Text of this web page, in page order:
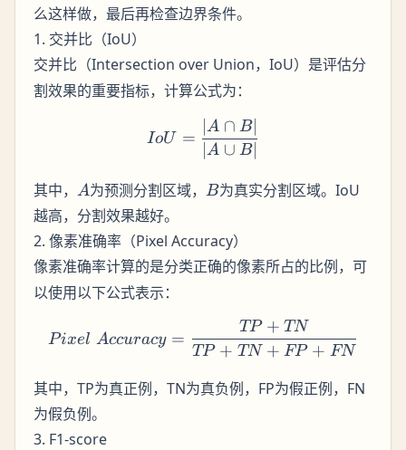
么这样做，最后再检查边界条件。
1. 交并比（IoU）
交并比
（Intersection over Union，IoU）是评估分
割效果的重要指标，计算公式为：
IoU = \frac{|A \cap
IoU =
∣A ∪ B∣
∣A ∩ B∣
其中， A
A为预测分割区域， B
B为真实分割区域。IoU
越高，分割效果越好。
2. 像素准确率（Pixel Accuracy）
像素准确率计算的是分类正确的像素所占的比例，可
以使用以下公式表示：
Pixel\ Accuracy =
Pixel Accuracy =
TP + TN + FP + FN
TP + TN
其中，TP为真正例，TN为真负例，FP为假正例，FN
为假负例。
3. F1-score